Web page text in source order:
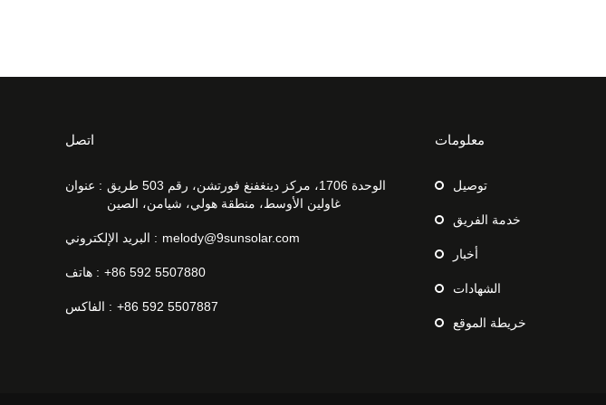
اتصل
عنوان : الوحدة 1706، مركز دينغفنغ فورتشن، رقم 503 طريق
غاولين الأوسط، منطقة هولي، شيامن، الصين
البريد الإلكتروني : melody@9sunsolar.com
هاتف : +86 592 5507880
الفاكس : +86 592 5507887
معلومات
توصيل
خدمة الفريق
أخبار
الشهادات
خريطة الموقع